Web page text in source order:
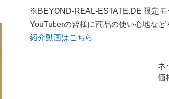
※BEYOND-REAL-ESTATE.DE 限定モ
YouTuberの皆様に商品の使い心地など
紹介動画はこちら
ネ
価